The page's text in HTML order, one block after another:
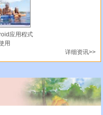
应用程式
用
详细资讯>>